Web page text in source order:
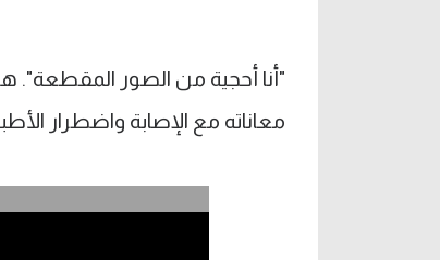
"أنا أحجية من الصور المقطعة".
معاناته مع الإصابة واضطرار